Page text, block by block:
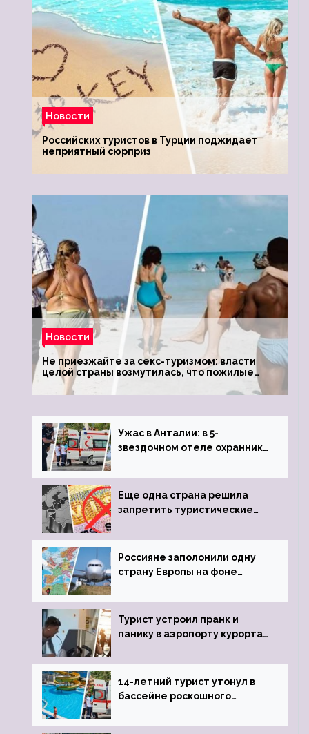
Новости
Российских туристов в Турции поджидает
неприятный сюрприз
Новости
Не приезжайте за секс-туризмом: власти
целой страны возмутилась, что пожилые
туристки массово едут к ним, чтобы
обзавестись молодыми любовниками
Ужас в Анталии: в 5-
звездочном отеле охранник
пистолета
Еще одна страна решила
запретить туристические
Россияне заполонили одну
страну Европы на фоне
виз
Турист устроил пранк и
панику в аэропорту курорта,
задержке рейса
14-летний турист утонул в
бассейне роскошного